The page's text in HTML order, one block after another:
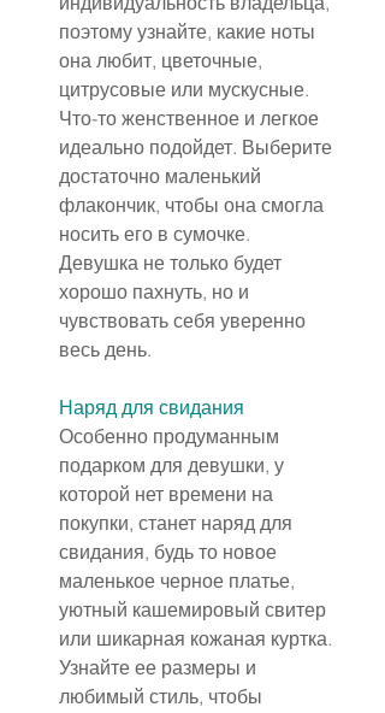
поэтому узнайте, какие ноты
она любит, цветочные,
цитрусовые или мускусные.
Что-то женственное и легкое
идеально подойдет. Выберите
достаточно маленький
флакончик, чтобы она смогла
носить его в сумочке.
Девушка не только будет
хорошо пахнуть, но и
чувствовать себя уверенно
весь день.
Наряд для свидания
Особенно продуманным
подарком для девушки, у
которой нет времени на
покупки, станет наряд для
свидания, будь то новое
маленькое черное платье,
уютный кашемировый свитер
или шикарная кожаная куртка.
Узнайте ее размеры и
любимый стиль, чтобы